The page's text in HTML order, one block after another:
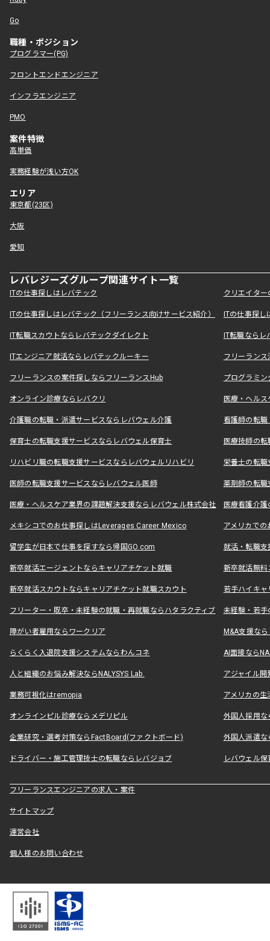
Go
職種・ポジション
プログラマー(PG)
フロントエンドエンジニア
インフラエンジニア
PMO
案件特徴
高単価
実務経験が浅い方OK
エリア
東京都(23区)
大阪
愛知
レバレジーズグループ関連サイト一覧
ITの仕事探しはレバテック クリエイタ
ITの仕事探しはレバテック（フリーランス向けサービス紹介） ITの仕事探
IT転職スカウトならレバテックダイレクト IT転職なら
ITエンジニア就活ならレバテックルーキー フリーラン
フリーランスの案件探しならフリーランスHub プログラミ
オンライン診療ならレバクリ 医療・ヘル
介護職の転職・派遣サービスならレバウェル介護 看護師の転
保育士の転職支援サービスならレバウェル保育士 医療技師の
リハビリ職の転職支援サービスならレバウェルリハビリ 栄養士の転
医師の転職支援サービスならレバウェル医師 薬剤師の転
医療・ヘルスケア業界の課題解決支援ならレバウェル株式会社 医療看護介
メキシコでのお仕事探しはLeverages Career Mexico アメリカで
留学生が日本で仕事を探すなら帰国GO.com 就活・転職
新卒就活エージェントならキャリアチケット就職 新卒就活無料
新卒就活スカウトならキャリアチケット就職スカウト 若手ハイキ
フリーター・既卒・未経験の就職・再就職ならハタラクティブ 未経験・若手
障がい者雇用ならワークリア M&A支援な
らくらく入退院支援システムならわんコネ AI面接なら
人と組織のお悩み解決ならNALYSYS Lab. アジャイル
業務可視化はremopia アメリカの
オンラインピル診療ならメデリピル 外国人採用
企業研究・選考対策ならFactBoard(ファクトボード) 外国人派遣な
ドライバー・施工管理技士の転職ならレバジョブ レバウェル
フリーランスエンジニアの求人・案件
サイトマップ
運営会社
個人様のお問い合わせ